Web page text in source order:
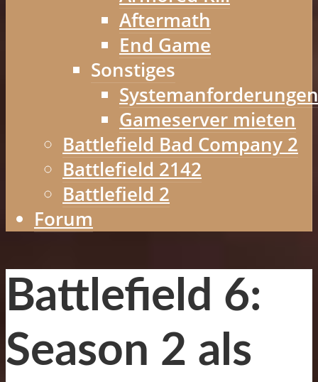
Aftermath
End Game
Sonstiges
Systemanforderungen
Gameserver mieten
Battlefield Bad Company 2
Battlefield 2142
Battlefield 2
Forum
Battlefield 6:
Season 2 als